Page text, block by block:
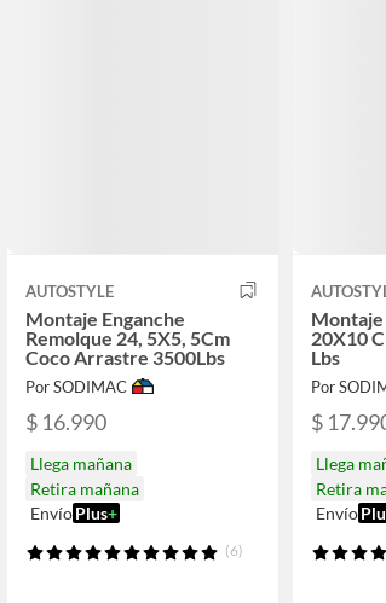
AUTOSTYLE
Montaje Enganche
Remolque 24, 5X5, 5Cm
Coco Arrastre 3500Lbs
Por SODIMAC
$ 16.990
Llega mañana
Retira mañana
Envío Plus+
(6)
Montaje
20X10
Lbs
Por
$
Llega
Retira
Envío